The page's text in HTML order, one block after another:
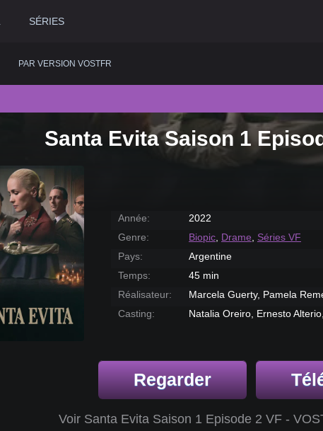
SÉRIES
Historique
Judiciaire
Musical
Policier
Romance
2018
2017
2016
2015
PAR VERSION VOSTFR
Santa Evita Saison 1
Année:
2022
Genre:
Biopic, Drame, Séries VF
Pays:
Argentine
Temps:
45 min
Réalisateur:
Marcela Guerty, Pamela
Casting:
Natalia Oreiro, Ernesto
Regarder
Voir Santa Evita Saison 1 Episode 2 VF -